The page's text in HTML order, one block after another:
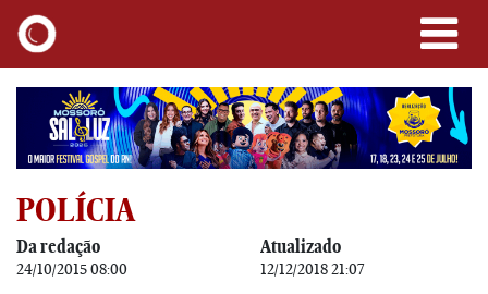
POLÍCIA
Da redação
24/10/2015 08:00
Atualizado
12/12/2018 21:07